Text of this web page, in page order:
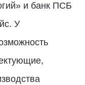
и банк ПСБ
У